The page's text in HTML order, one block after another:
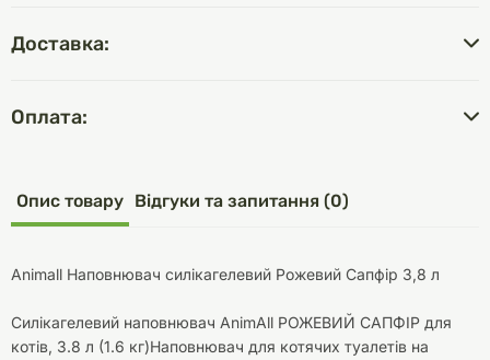
Доставка:
Оплата:
Опис товару Відгуки та запитання (0)
Animall Наповнювач силікагелевий Рожевий Сапфір 3,8 л
Силікагелевий наповнювач AnimAll РОЖЕВИЙ САПФІР для
котів, 3.8 л (1.6 кг)Наповнювач для котячих туалетів на